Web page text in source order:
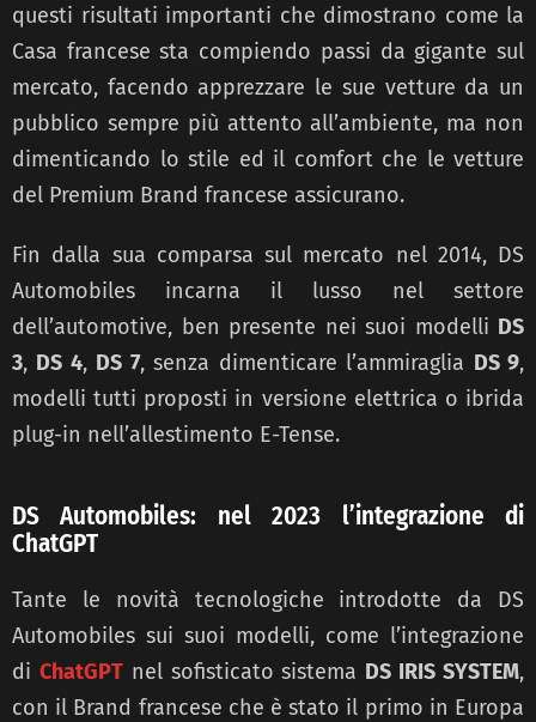
questi risultati importanti che dimostrano come la
Casa francese sta compiendo passi da gigante sul
mercato, facendo apprezzare le sue vetture da un
pubblico sempre più attento all’ambiente, ma non
dimenticando lo stile ed il comfort che le vetture
del Premium Brand francese assicurano.
Fin dalla sua comparsa sul mercato nel 2014, DS
Automobiles incarna il lusso nel settore
dell’automotive, ben presente nei suoi modelli DS
3, DS 4, DS 7, senza dimenticare l’ammiraglia DS 9,
modelli tutti proposti in versione elettrica o ibrida
plug-in nell’allestimento E-Tense.
DS Automobiles: nel 2023 l’integrazione di
ChatGPT
Tante le novità tecnologiche introdotte da DS
Automobiles sui suoi modelli, come l’integrazione
di ChatGPTnel sofisticato sistema DS IRIS SYSTEM,
con il Brand francese che è stato il primo in Europa